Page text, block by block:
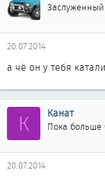
20.07.2014
а чё он у тебя
К Канат
Пока больше
20.07.2014